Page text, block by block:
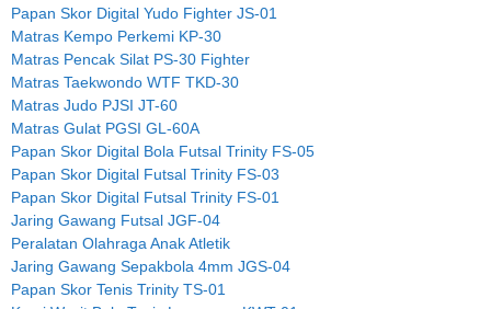
Papan Skor Digital Yudo Fighter JS-01
Matras Kempo Perkemi KP-30
Matras Pencak Silat PS-30 Fighter
Matras Taekwondo WTF TKD-30
Matras Judo PJSI JT-60
Matras Gulat PGSI GL-60A
Papan Skor Digital Bola Futsal Trinity FS-05
Papan Skor Digital Futsal Trinity FS-03
Papan Skor Digital Futsal Trinity FS-01
Jaring Gawang Futsal JGF-04
Peralatan Olahraga Anak Atletik
Jaring Gawang Sepakbola 4mm JGS-04
Papan Skor Tenis Trinity TS-01